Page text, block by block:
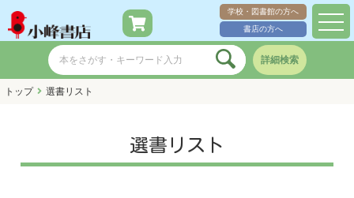
学校・図書館の方へ
書店の方へ
詳細検索
トップ 選書リスト
選書リスト